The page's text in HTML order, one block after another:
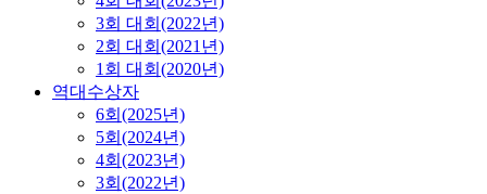
3회 대회(2022년)
2회 대회(2021년)
1회 대회(2020년)
역대수상자
6회(2025년)
5회(2024년)
4회(2023년)
3회(2022년)